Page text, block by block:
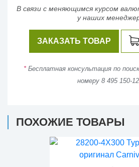
В связи с меняющимся курсом
у наших
ЗАКАЗАТЬ ТОВАР
*Бесплатная консультация по
номеру 8 495 150-
ПОХОЖИЕ ТОВАРЫ